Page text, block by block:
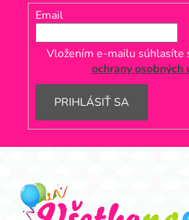
Email
Vložením e-mailu súhlasíte
ochrany osobných
PRIHLÁSIŤ SA
Z